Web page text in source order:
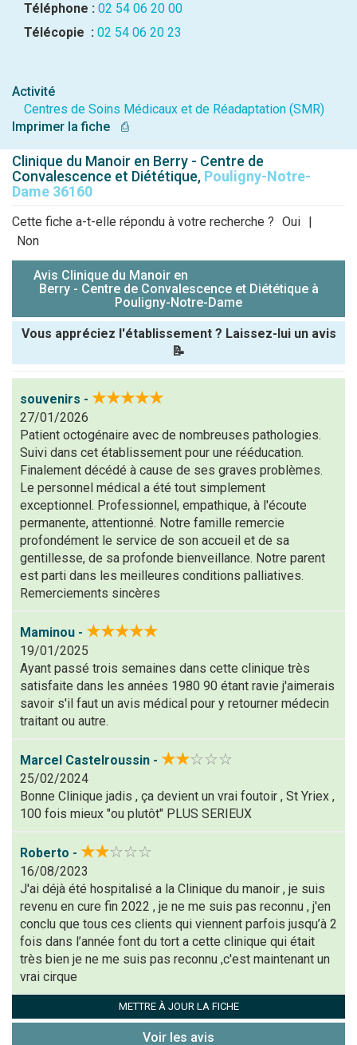
Téléphone : 02 54 06 20 00
Télécopie : 02 54 06 20 23
Activité
Centres de Soins Médicaux et de Réadaptation (SMR)
Imprimer la fiche
⎙
Clinique du Manoir en Berry - Centre de
Convalescence et Diététique, Pouligny-Notre-
Dame 36160
Cette fiche a-t-elle répondu à votre recherche ? Oui |
Non
Avis Clinique du Manoir en
Berry - Centre de Convalescence et Diététique à
Pouligny-Notre-Dame
Vous appréciez l'établissement ? Laissez-lui un avis
📝
Note que vous souhaitez attribuer :
Antispam -
Combien font
7x4 (en
chiffres) :
Avis sur
l'établissement
(En cliquant sur 'Valider', j'accepte que mon avis
soit publié sur le site.)
souvenirs - ★★★★★
27/01/2026
Patient octogénaire avec de nombreuses pathologies.
Suivi dans cet établissement pour une rééducation.
Finalement décédé à cause de ses graves problèmes.
Le personnel médical a été tout simplement
exceptionnel. Professionnel, empathique, à l'écoute
permanente, attentionné. Notre famille remercie
profondément le service de son accueil et de sa
gentillesse, de sa profonde bienveillance. Notre parent
est parti dans les meilleures conditions palliatives.
Remerciements sincères
Maminou - ★★★★★
19/01/2025
Ayant passé trois semaines dans cette clinique très
satisfaite dans les années 1980 90 étant ravie j'aimerais
savoir s'il faut un avis médical pour y retourner médecin
traitant ou autre.
Marcel Castelroussin - ★★☆☆☆
25/02/2024
Bonne Clinique jadis , ça devient un vrai foutoir , St Yriex ,
100 fois mieux "ou plutôt" PLUS SERIEUX
Roberto - ★★☆☆☆
16/08/2023
J'ai déjà été hospitalisé a la Clinique du manoir , je suis
revenu en cure fin 2022 , je ne me suis pas reconnu , j'en
conclu que tous ces clients qui viennent parfois jusqu’à 2
fois dans l’année font du tort a cette clinique qui était
très bien je ne me suis pas reconnu ,c'est maintenant un
vrai cirque
METTRE À JOUR LA FICHE
Voir les avis